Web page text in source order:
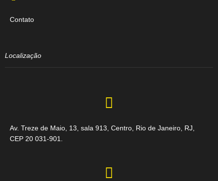
Contato
Localização
Av. Treze de Maio, 13, sala 913, Centro, Rio de Janeiro, RJ,
CEP 20 031-901.